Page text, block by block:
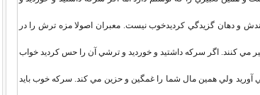
و دهان گزيدگي کرديدخوب نيست. معبران اصولا مزه ترش را در
مي کنند. اگر سرکه داشتيد و خورديد و ترشي آن را حس کرديد خواب
ولي همين مال شما را غمگين و حزين مي کند. سرکه خوب بايد